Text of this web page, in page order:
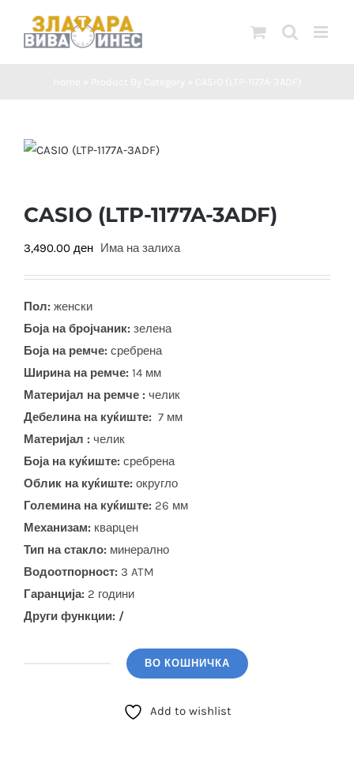
CASIO (LTP-1177A-3ADF)
3,490.00 ден Има на залиха
Пол: женски
Боја на бројчаник: зелена
Боја на ремче: сребрена
Ширина на ремче: 14 мм
Материјал на ремче : челик
Дебелина на куќиште: 7 мм
Материјал : челик
Боја на куќиште: сребрена
Облик на куќиште: округло
Големина на куќиште: 26 мм
Механизам: кварцен
Тип на стакло: минерално
Водоотпорност: 3 ATM
Гаранција: 2 години
Други функции: /
ВО КОШНИЧКА
Add to wishlist